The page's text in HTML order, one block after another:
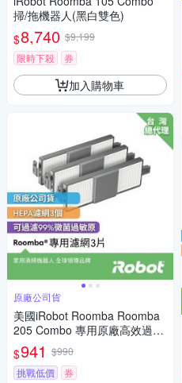
掃/拖機器人(黑白雙色)
$8,740 $9,199
限時下殺
券
加入購物車
原廠公司貨
美國iRobot Roomba Roomba
205 Combo 專用原廠高效過濾
網3片
$941 $990
挑戰低價
券